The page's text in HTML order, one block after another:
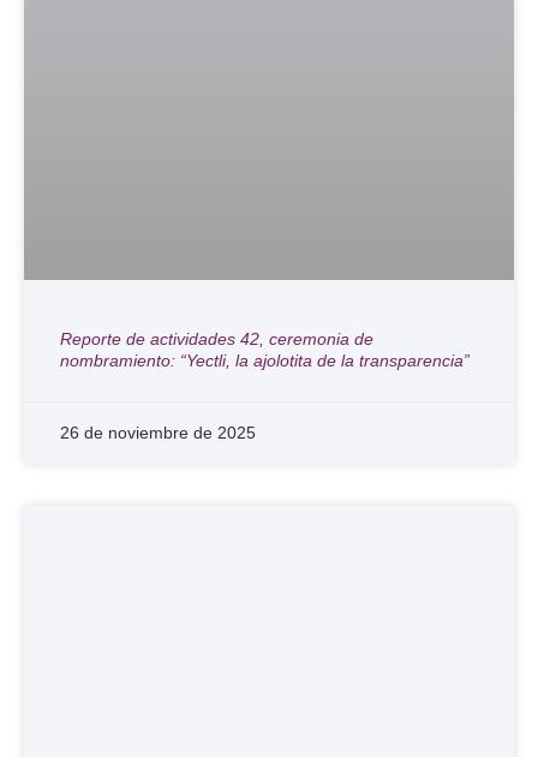
Reporte de actividades 42, ceremonia de
nombramiento: “Yectli, la ajolotita de la transparencia”
26 de noviembre de 2025